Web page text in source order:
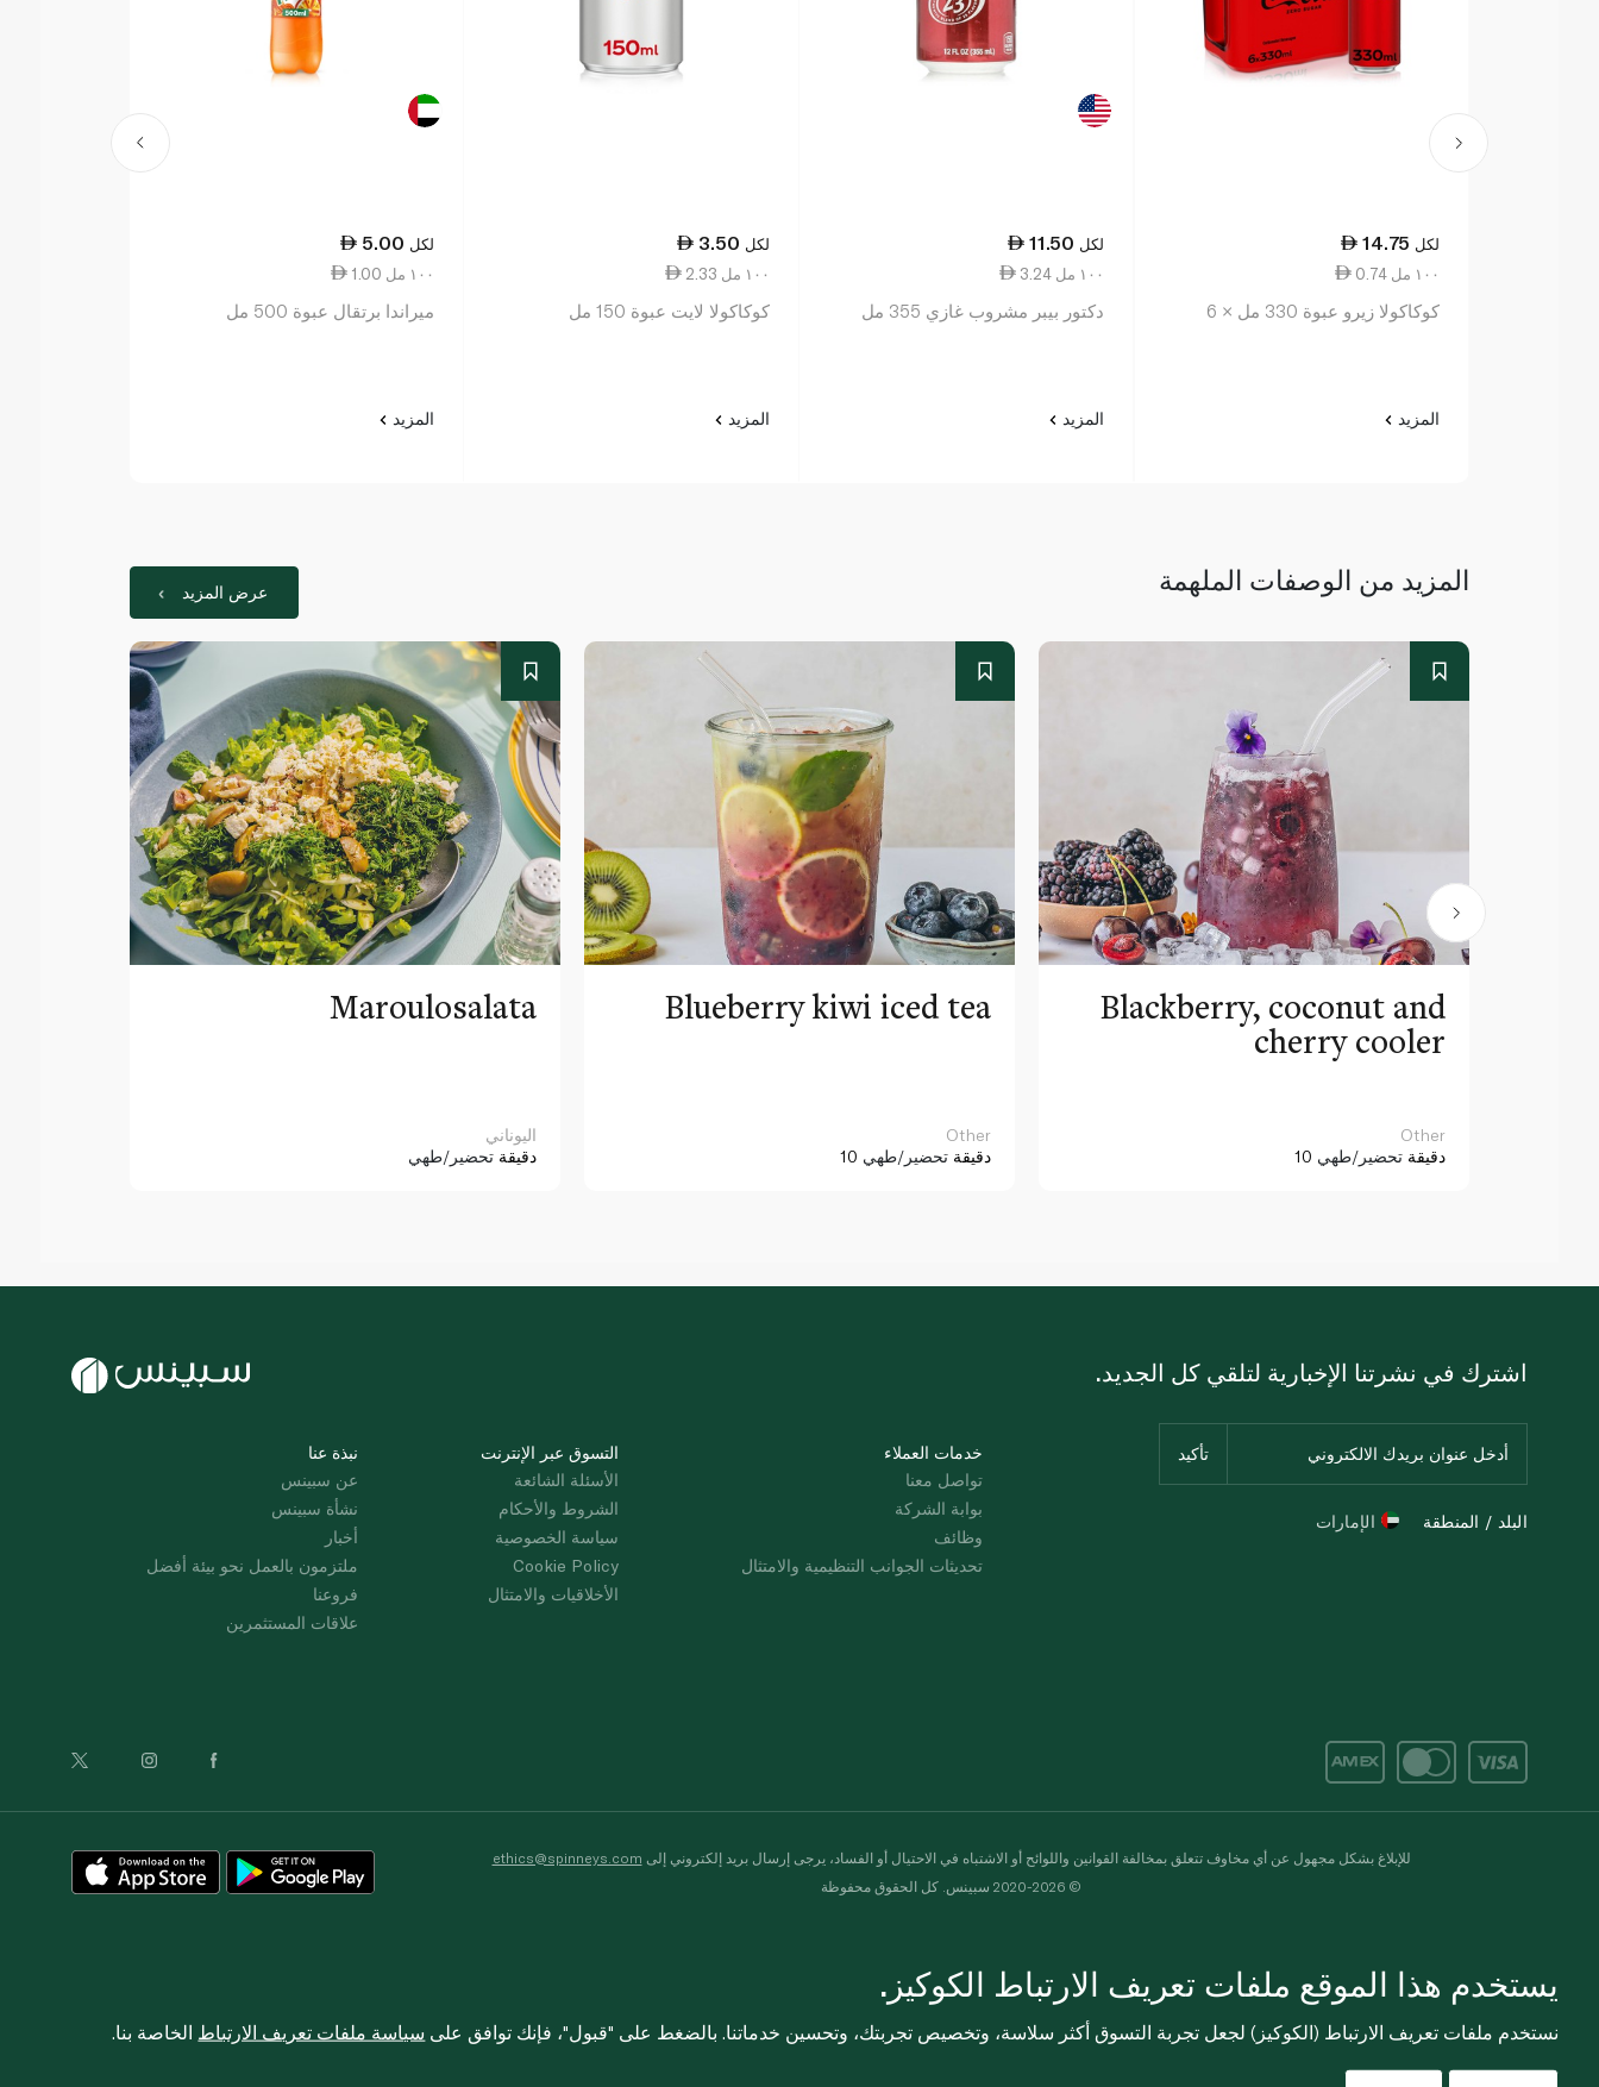
14.75 لكل
0.74 ١٠٠ مل
كوكاكولا زيرو عبوة 330 مل × 6
المزيد
11.50 لكل
3.24 ١٠٠ مل
دكتور بيبر مشروب غازي 355 مل
المزيد
3.50 لكل
2.33 ١٠٠ مل
كوكاكولا لايت عبوة 150 مل
المزيد
5.00 لكل
1.00 ١٠٠ مل
ميراندا برتقال عبوة 500 مل
المزيد
المزيد من الوصفات الملهمة عرض المزيد
Maroulosalata
اليوناني
دقيقة تحضير/طهي
Blueberry kiwi iced tea
Other
10 دقيقة تحضير/طهي
Blackberry, coconut and
cherry cooler
Other
10 دقيقة تحضير/طهي
نبذة عنا
عن سبينس
نشأة سبينس
أخبار
ملتزمون بالعمل نحو بيئة أفضل
فروعنا
علاقات المستثمرين
التسوق عبر الإنترنت
الأسئلة الشائعة
الشروط والأحكام
سياسة الخصوصية
Cookie Policy
الأخلاقيات والامتثال
خدمات العملاء
تواصل معنا
بوابة الشركة
وظائف
تحديثات الجوانب التنظيمية والامتثال
اشترك في نشرتنا الإخبارية لتلقي كل الجديد.
البلد / المنطقة الإمارات
للإبلاغ بشكل مجهول عن أي مخاوف تتعلق بمخالفة القوانين واللوائح أو الاشتباه في الاحتيال أو الفساد، يرجى إرسال بريد إلكتروني إلى ethics@spinneys.com
© 2020-2026 سبينس. كل الحقوق محفوظة
يستخدم هذا الموقع ملفات تعريف الارتباط الكوكيز.
نستخدم ملفات تعريف الارتباط (الكوكيز) لجعل تجربة التسوق أكثر سلاسة، وتخصيص تجربتك، وتحسين خدماتنا. بالضغط على "قبول"، فإنك توافق على سياسة ملفات تعريف الارتباط الخاصة بنا.